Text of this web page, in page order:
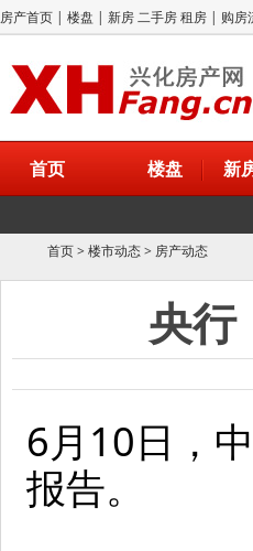
房产首页 | 楼盘 | 新房二手房租房 | 购房
首页 楼盘 新
首页> 楼市动态> 房产动态
央行
6月10日，
报告。